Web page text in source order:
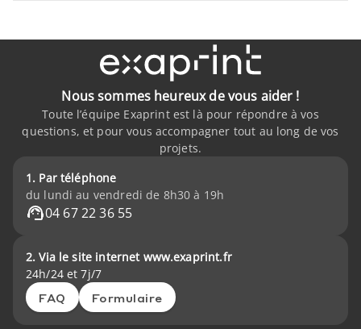
Nous sommes heureux de vous aider !
Toute l’équipe Exaprint est là pour répondre à vos
questions, et pour vous accompagner tout au long de vos
projets.
1. Par téléphone
du lundi au vendredi de 8h30 à 19h
04 67 22 36 55
2. Via le site internet www.exaprint.fr
24h/24 et 7j/7
FAQ Formulaire